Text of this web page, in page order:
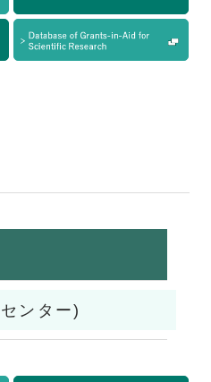
ンター)